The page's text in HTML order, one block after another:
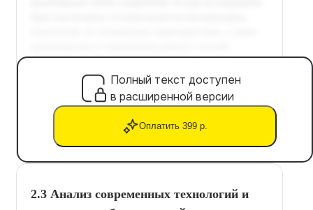
Полный текст доступен
в расширенной версии
Оплатить 399 р.
2.3 Анализ современных технологий и